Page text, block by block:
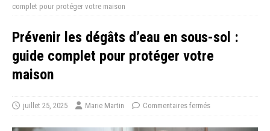
complet pour protéger votre maison
Prévenir les dégâts d’eau en sous-sol :
guide complet pour protéger votre
maison
juillet 25, 2025 Marie Martin Commentaires fermés